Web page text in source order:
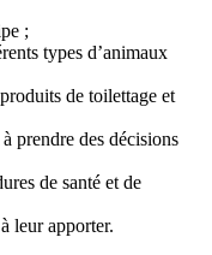
;
types d’animaux
de toilettage et
prendre des décisions
de santé et de
leur apporter.